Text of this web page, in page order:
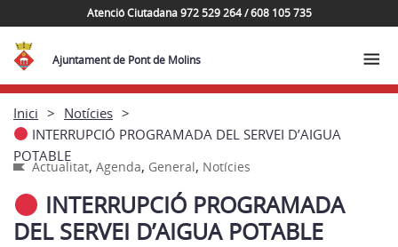
Atenció Ciutadana 972 529 264 / 608 105 735
Ajuntament de Pont de Molins
Inici
Notícies
INTERRUPCIÓ PROGRAMADA DEL SERVEI D’AIGUA
POTABLE
Actualitat, Agenda, General, Notícies
INTERRUPCIÓ PROGRAMADA
DEL SERVEI D’AIGUA POTABLE